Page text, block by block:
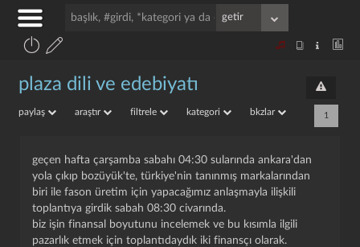
plaza dili ve edebiyatı
paylaş araştır filtrele kategori bkzlar 1
geçen hafta çarşamba sabahı 04:30 sularında ankara'dan
yola çıkıp bozüyük'te, türkiye'nin tanınmış markalarından
biri ile fason üretim için yapacağımız anlaşmayla ilişkili
toplantıya girdik sabah 08:30 civarında.
biz işin finansal boyutunu incelemek ve bu kısımla ilgili
pazarlık etmek için toplantıdaydık iki finansçı olarak.